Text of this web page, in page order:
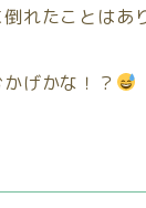
れたことはあ
げかな！？